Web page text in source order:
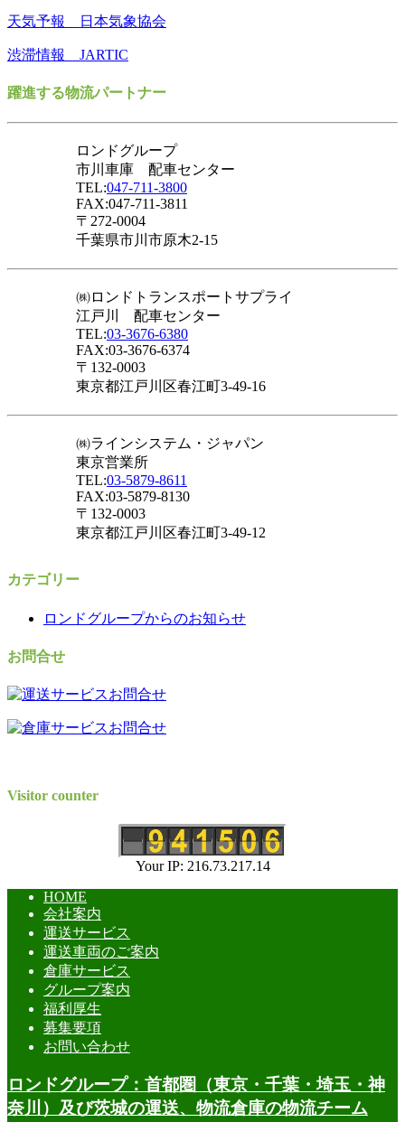
天気予報 日本気象協会
渋滞情報 JARTIC
躍進する物流パートナー
ロンドグループ
市川車庫 配車センター
TEL:047-711-3800
FAX:047-711-3811
〒272-0004
千葉県市川市原木2-15
㈱ロンドトランスポートサプライ
江戸川 配車センター
TEL:03-3676-6380
FAX:03-3676-6374
〒132-0003
東京都江戸川区春江町3-49-16
㈱ラインシステム・ジャパン
東京営業所
TEL:03-5879-8611
FAX:03-5879-8130
〒132-0003
東京都江戸川区春江町3-49-12
カテゴリー
ロンドグループからのお知らせ
お問合せ
Visitor counter
Your IP: 216.73.217.14
HOME
会社案内
運送サービス
運送車両のご案内
倉庫サービス
グループ案内
福利厚生
募集要項
お問い合わせ
ロンドグループ：首都圏（東京・千葉・埼玉・神
奈川）及び茨城の運送、物流倉庫の物流チーム